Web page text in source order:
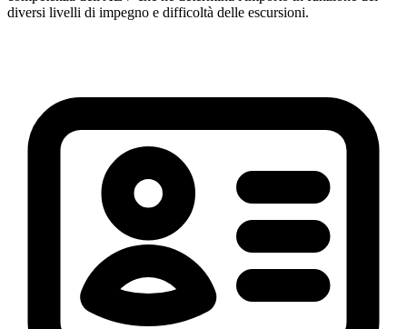
diversi livelli di impegno e difficoltà delle escursioni.